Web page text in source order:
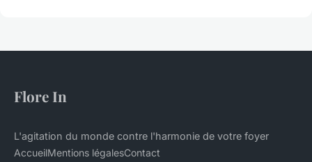
Flore In
L'agitation du monde contre l'harmonie de votre foyer
AccueilMentions légalesContact